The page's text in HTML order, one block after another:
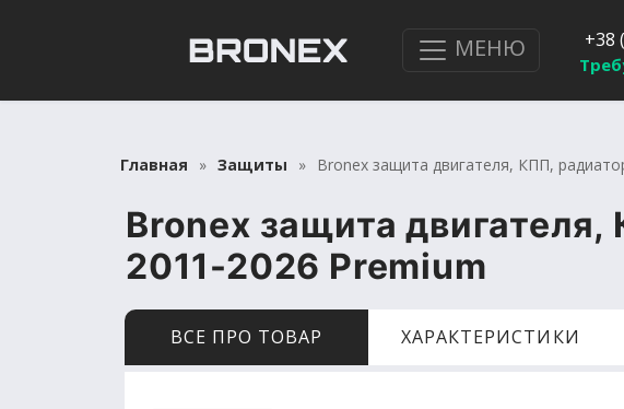
МЕНЮ +38
Главная Защиты Bronex защита двигателя, КПП,
Bronex защита
2011-2026 Premium
ВСЕ ПРО ТОВАР ХАРАКТЕРИСТИКИ